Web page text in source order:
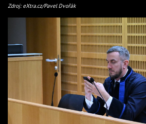
Zdroj: eXtra.cz/Pavel Dvořák